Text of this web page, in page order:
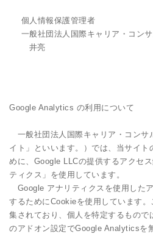
個人情報保護管理者
一般社団法人国際キャリア・コン
井亮
Google Analytics の利用について
一般社団法人国際キャリア・コンサ
イト」といいます。）では、当サイト
めに、Google LLCの提供するアクセ
ティクス」を使用しています。
Google アナリティクスを使用した
するためにCookieを使用しています
集されており、個人を特定するもので
のアドオン設定でGoogle Analyticsを